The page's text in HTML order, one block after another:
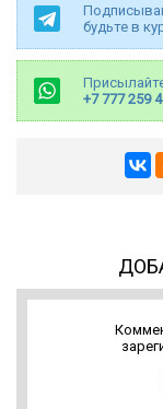
будьте в
+7 777 259